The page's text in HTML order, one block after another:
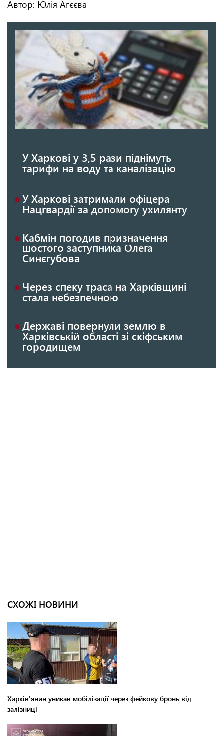
Автор: Юлія Агєєва
У Харкові у 3,5 рази піднімуть
тарифи на воду та каналізацію
У Харкові затримали офіцера
Нацгвардії за допомогу ухилянту
Кабмін погодив призначення
шостого заступника Олега
Синєгубова
Через спеку траса на Харківщині
стала небезпечною
Державі повернули землю в
Харківській області зі скіфським
городищем
СХОЖІ НОВИНИ
Харків'янин уникав мобілізації через фейкову бронь від
залізниці